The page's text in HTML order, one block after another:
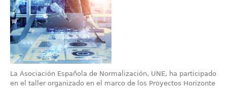
La Asociación Española de Normalización, UNE, ha participado
en el taller organizado en el marco de los Proyectos Horizonte